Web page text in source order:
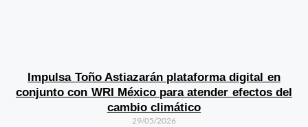
Impulsa Toño Astiazarán plataforma digital en
conjunto con WRI México para atender efectos del
cambio climático
29/05/2026